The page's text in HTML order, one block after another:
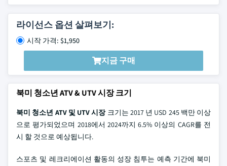
라이선스 옵션 살펴보기:
시작 가격: $1,950
지금 구매
북미 청소년 ATV & UTV 시장 크기
북미 청소년 ATV 및 UTV 시장 크기는 2017 년 USD 245 백만 이상
으로 평가되었으며 2018에서 2024까지 6.5% 이상의 CAGR를 전
시 할 것으로 예상됩니다.
스포츠 및 레크리에이션 활동의 성장 침투는 예측 기간에 북미